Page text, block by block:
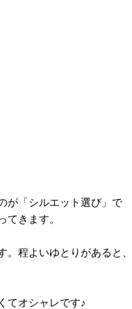
が「シルエット選び」で
きます。
程よいゆとりがあると、
てオシャレです♪